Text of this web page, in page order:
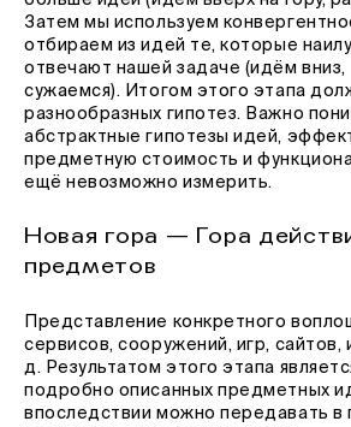
Затем мы используем
отбираем из идей те, которые
отвечают нашей задаче (идём вниз,
сужаемся). Итогом этого этапа
разнообразных гипотез. Важно
абстрактные гипотезы идей,
предметную стоимость и
ещё невозможно измерить.
Новая гора — Гора
предметов
Представление конкретного
сервисов, сооружений, игр, сайтов,
д. Результатом этого этапа
подробно описанных предметных
впоследствии можно передавать в